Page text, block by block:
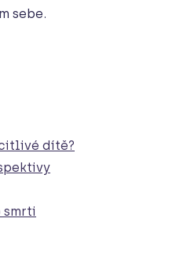
sebe.
dítě?
smrti